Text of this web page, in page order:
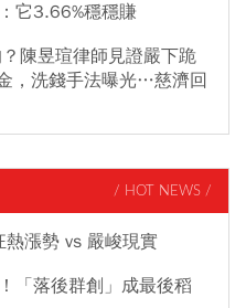
它3.66%穩穩賺
陳昱瑄律師見證嚴下跪
，洗錢手法曝光…慈濟回
/ HOT NEWS /
漲勢 vs 嚴峻現實
「落後群創」成最後稻